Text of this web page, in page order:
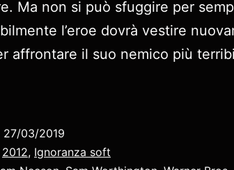
Ma non si può sfuggire per
l’eroe dovrà vestire
affrontare il suo nemico più
27/03/2019
2012, Ignoranza soft